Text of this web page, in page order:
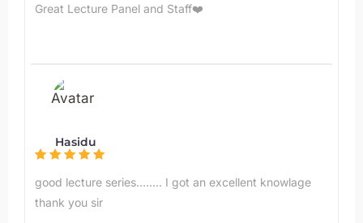
Great Lecture Panel and Staff❤️
Hasidu
good lecture series…….. I got an excellent knowlage
thank you sir